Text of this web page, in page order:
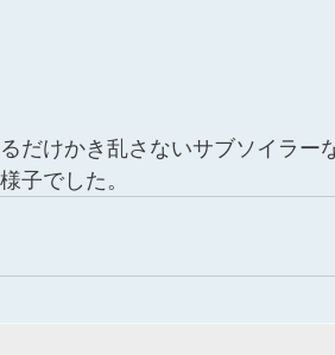
だけかき乱さないサブソイラー
子でした。